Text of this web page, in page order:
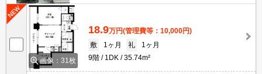
画像：31枚
18.9万円(管理費等：10,000円)
敷
1ヶ月 礼
1ヶ月
9階
1DK 35.74m²